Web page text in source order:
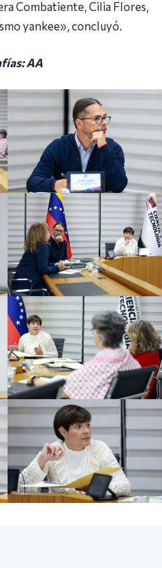
Combatiente, Cilia Flores,
yankee», concluyó.
AA